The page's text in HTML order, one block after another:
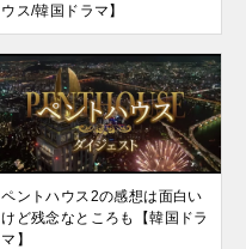
ウス/韓国ドラマ】
ペントハウス2の感想は面白い
けど残念なところも【韓国ドラ
マ】